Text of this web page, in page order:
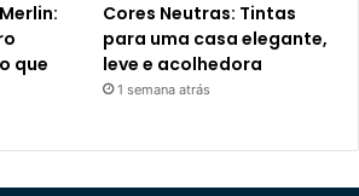
que
Cores Neutras: Tintas
para uma casa elegante,
leve e acolhedora
1 semana atrás